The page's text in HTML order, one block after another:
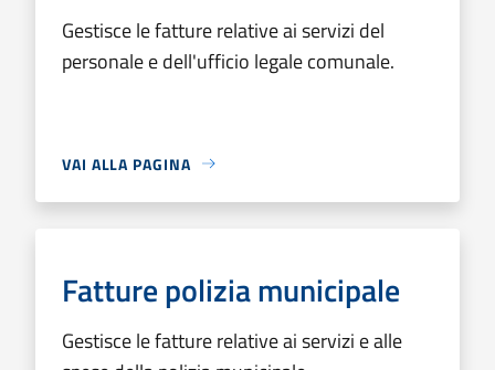
Gestisce le fatture relative ai servizi del
personale e dell'ufficio legale comunale.
VAI ALLA PAGINA
Fatture polizia municipale
Gestisce le fatture relative ai servizi e alle